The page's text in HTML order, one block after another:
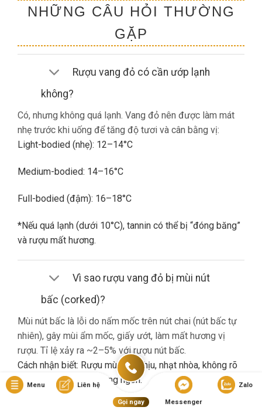
NHỮNG CÂU HỎI THƯỜNG
GẶP
Rượu vang đỏ có cần ướp lạnh
không?
Có, nhưng không quá lạnh. Vang đỏ nên được làm mát
nhẹ trước khi uống để tăng độ tươi và cân bằng vị:
Light-bodied (nhẹ): 12–14°C
Medium-bodied: 14–16°C
Full-bodied (đậm): 16–18°C
*Nếu quá lạnh (dưới 10°C), tannin có thể bị “đóng băng”
và rượu mất hương.
Vì sao rượu vang đỏ bị mùi nút
bấc (corked)?
Mùi nút bấc là lỗi do nấm mốc trên nút chai (nút bấc tự
nhiên), gây mùi ẩm mốc, giấy ướt, làm mất hương vị
rượu. Tỉ lệ xảy ra ~2–5% với rượu nút bấc.
Cách nhận biết: Rượu mùi khó chịu, nhạt nhòa, không rõ
hương trái cây dù là vang ngon.
Nếu gặp lỗi này, bạn nên liên hệ cửa hàng đổi trả (nếu có
Menu Liên hệ
Gọi ngay Messenger
Zalo